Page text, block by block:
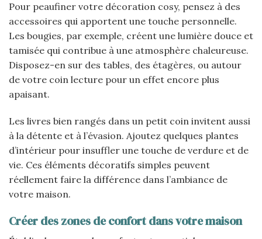
Pour peaufiner votre décoration cosy, pensez à des
accessoires qui apportent une touche personnelle.
Les bougies, par exemple, créent une lumière douce et
tamisée qui contribue à une atmosphère chaleureuse.
Disposez-en sur des tables, des étagères, ou autour
de votre coin lecture pour un effet encore plus
apaisant.
Les livres bien rangés dans un petit coin invitent aussi
à la détente et à l’évasion. Ajoutez quelques plantes
d’intérieur pour insuffler une touche de verdure et de
vie. Ces éléments décoratifs simples peuvent
réellement faire la différence dans l’ambiance de
votre maison.
Créer des zones de confort dans votre maison